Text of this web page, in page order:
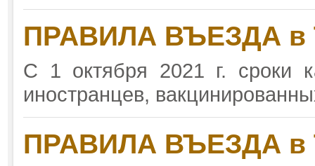
ПРАВИЛА ВЪЕЗДА в
С 1 октября 2021 г. сроки
иностранцев,
ПРАВИЛА ВЪЕЗДА в